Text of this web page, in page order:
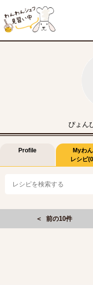
ぴょん
Profile
Myわん
レシピ
＜ 前の10件